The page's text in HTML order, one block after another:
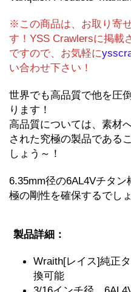
※この商品は、お取り寄
す！YSS Crawlersに掲載
ですので、お気軽に
い合わせ下さい！
世界でも高品質で他を圧
ります！
高品質については、素材
された究極の製品である
しょう～！
6.35mm径の6AL4Vチタ
極の剛性を確保するでし
製品詳細：
Wraith[レイス]純正
換可能